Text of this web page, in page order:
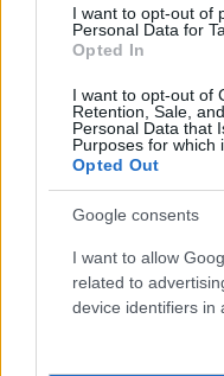
I want to opt-out of
Personal Data for
Opted In
I want to opt-out of
Retention, Sale,
Personal Data that
Purposes for which
Opted Out
Google consents
I want to allow
related to
device identifiers in
«Η Condor έχει ήδη